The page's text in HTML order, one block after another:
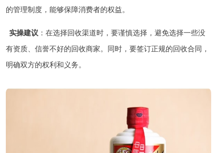
的管理制度，能够保障消费者的权益。
实操建议 ：在选择回收渠道时，要谨慎选择，避免选择一些没
有资质、信誉不好的回收商家。同时，要签订正规的回收合同，
明确双方的权利和义务。